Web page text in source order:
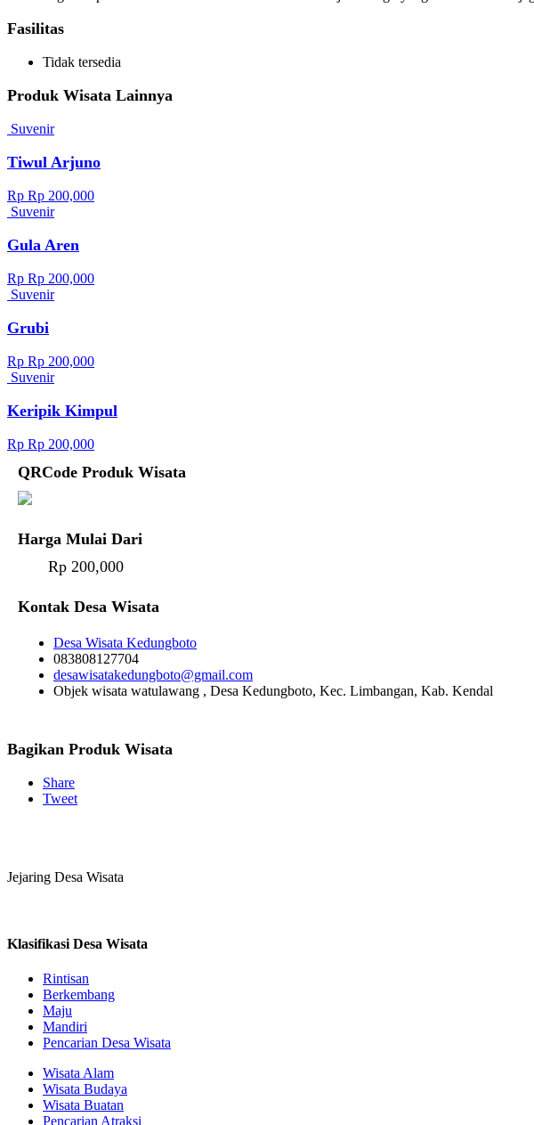
Fasilitas
Tidak tersedia
Produk Wisata Lainnya
Suvenir
Tiwul Arjuno
Rp Rp 200,000
Suvenir
Gula Aren
Rp Rp 200,000
Suvenir
Grubi
Rp Rp 200,000
Suvenir
Keripik Kimpul
Rp Rp 200,000
QRCode Produk Wisata
Harga Mulai Dari
Rp 200,000
Kontak Desa Wisata
Desa Wisata Kedungboto
083808127704
desawisatakedungboto@gmail.com
Objek wisata watulawang , Desa Kedungboto, Kec. Limbangan, Kab. Kendal
Bagikan Produk Wisata
Share
Tweet
Jejaring Desa Wisata
Klasifikasi Desa Wisata
Rintisan
Berkembang
Maju
Mandiri
Pencarian Desa Wisata
Wisata Alam
Wisata Budaya
Wisata Buatan
Pencarian Atraksi